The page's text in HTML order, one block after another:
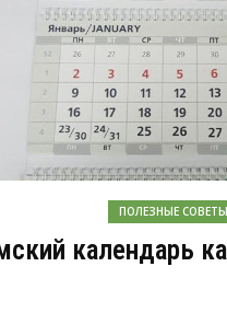
ПОЛЕЗНЫЕ СОВЕТЫ
календарь